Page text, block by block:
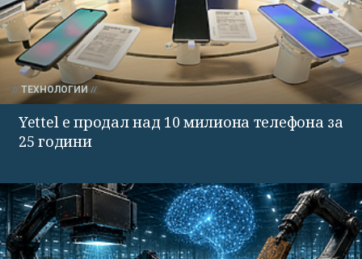
ТЕХНОЛОГИИ
Yettel е продал над 10 милиона телефона за
25 години